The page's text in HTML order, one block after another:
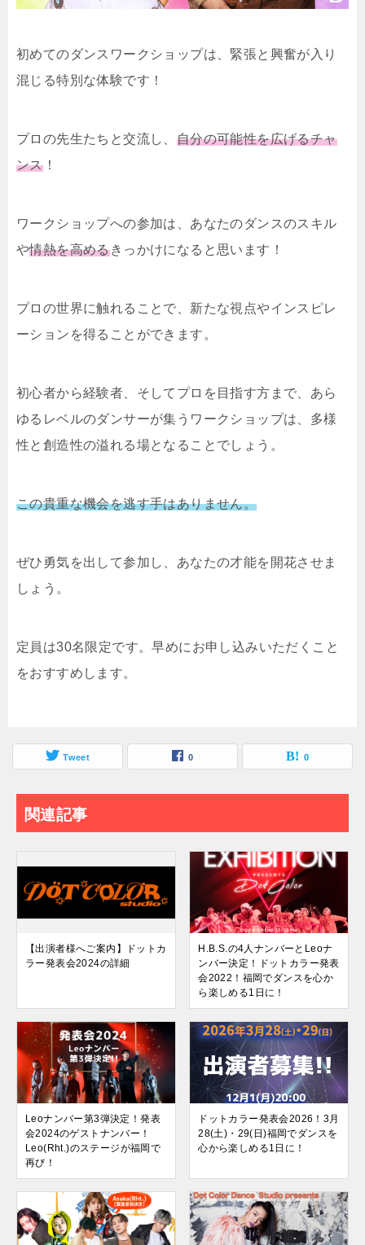
初めてのダンスワークショップは、緊張と興奮が入り
混じる特別な体験です！
プロの先生たちと交流し、 自分の可能性を広げるチャ
ンス！
ワークショップへの参加は、あなたのダンスのスキル
や情熱を高めるきっかけになると思います！
プロの世界に触れることで、新たな視点やインスピレ
ーションを得ることができます。
初心者から経験者、そしてプロを目指す方まで、あら
ゆるレベルのダンサーが集うワークショップは、多様
性と創造性の溢れる場となることでしょう。
この貴重な機会を逃す手はありません。
ぜひ勇気を出して参加し、あなたの才能を開花させま
しょう。
定員は30名限定です。早めにお申し込みいただくこと
をおすすめします。
Tweet 0 0
関連記事
【出演者様へご案内】ドットカ
ラー発表会2024の詳細
H.B.S.の4人ナンバーとLeoナ
ンバー決定！ドットカラー発表
会2022！福岡でダンスを心か
ら楽しめる1日に！
Leoナンバー第3弾決定！発表
会2024のゲストナンバー！
Leo(Rht.)のステージが福岡で
再び！
ドットカラー発表会2026！3月
28(土)・29(日)福岡でダンスを
心から楽しめる1日に！